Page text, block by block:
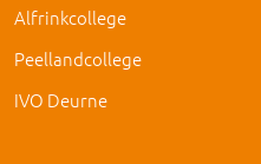
Alfrinkcollege
Peellandcollege
IVO Deurne